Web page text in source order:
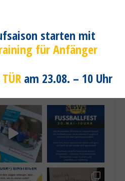
Herzen von Brunsbek in S-H!
starten mit
für Anfänger
am 23.08. – 10 Uhr